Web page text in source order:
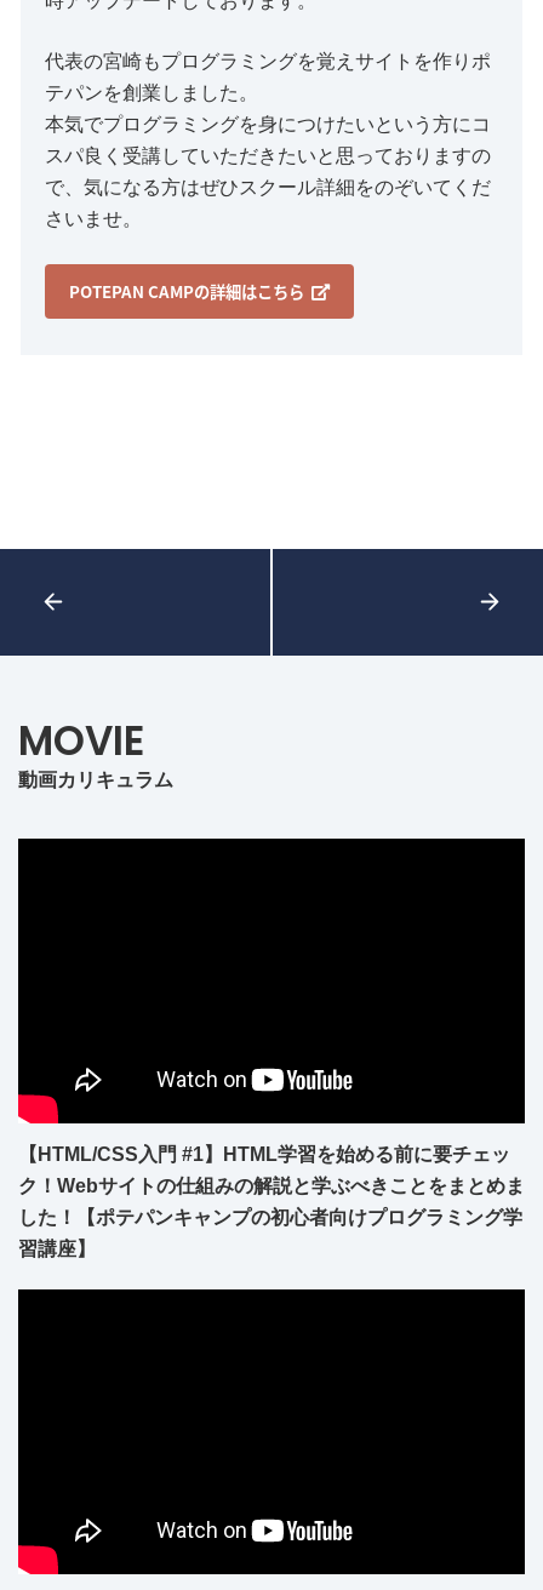
代表の宮崎もプログラミングを覚えサイトを作りポ
テパンを創業しました。
本気でプログラミングを身につけたいという方にコ
スパ良く受講していただきたいと思っておりますの
で、気になる方はぜひスクール詳細をのぞいてくだ
さいませ。
POTEPAN CAMPの詳細はこちら
MOVIE
動画カリキュラム
【HTML/CSS入門 #1】HTML学習を始める前に要チェッ
ク！Webサイトの仕組みの解説と学ぶべきことをまとめま
した！【ポテパンキャンプの初心者向けプログラミング学
習講座】